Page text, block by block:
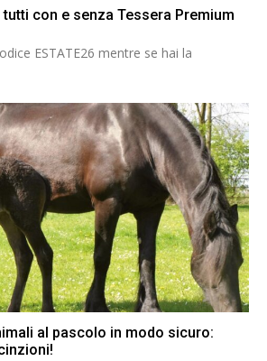
tutti con e senza Tessera Premium
ESTATE26 mentre se hai la
al pascolo in modo sicuro: